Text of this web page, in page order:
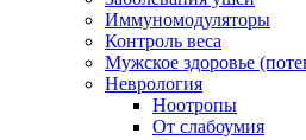
Иммуномодуляторы
Контроль веса
Мужское здоровье
Неврология
Ноотропы
От слабоумия